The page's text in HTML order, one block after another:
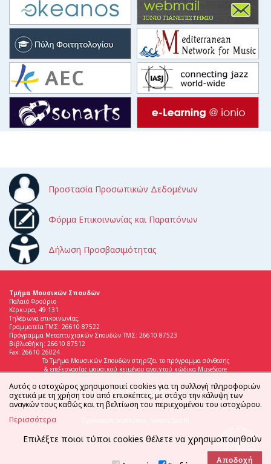
Προστασία Προσωπικών Δεδομένων
Φόρμα Επικοινωνίας και Παραπόνων
Δήλωση Προσβασιμότητας
Τμήμα Μουσικών Σπουδών
Παλαιό Φρούριο
Κέρκυρα, 49 131
Τηλέφωνα επικοινωνίας:
Γραμματεία ΤΜΣ: 26610 87522
Πρόγραμμα Μεταπτυχιακών Σπουδών ΤΜΣ: 26610 87523
Βιβλιοθήκη: 26610 87512
Fax: 26610 26024
Το Τμήμα Μουσικών Σπουδών στηρίζει το πρόγραμμα σύνθεσης
& επεξεργασίας μουσικού κειμένου ανοιχτού κώδικα MuseScore
Αυτός ο ιστοχώρος χρησιμοποιεί cookies για τη συλλογή πληροφοριών
σχετικά με τη χρήση του από επισκέπτες, με στόχο την κάλυψη των
αναγκών τους καθώς και τη βελτίωση του περιεχομένου του ιστοχώρου.
Περισσότερα
Επιλέξτε ποιοι τύποι cookies θέλετε να χρησιμοποιηθούν